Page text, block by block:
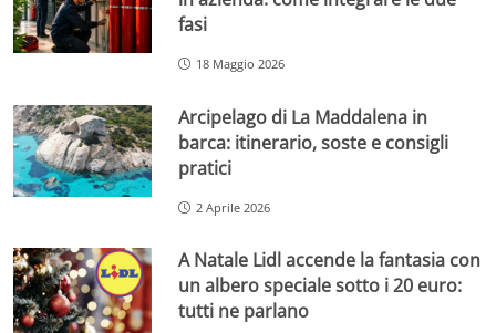
fasi
18 Maggio 2026
Arcipelago di La Maddalena in
barca: itinerario, soste e consigli
pratici
2 Aprile 2026
A Natale Lidl accende la fantasia con
un albero speciale sotto i 20 euro:
tutti ne parlano